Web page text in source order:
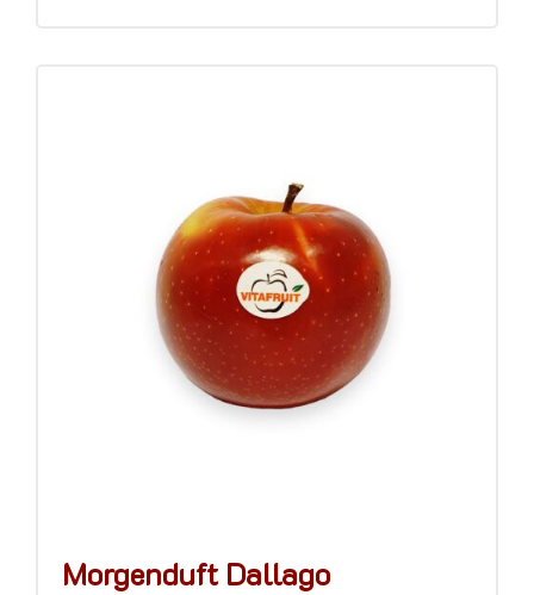
Morgenduft Dallago